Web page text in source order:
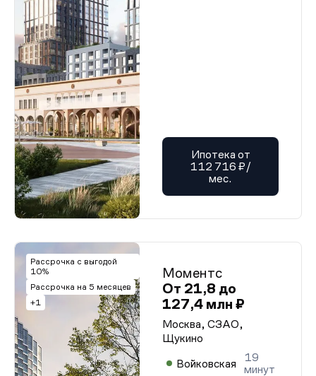
Ипотека от
112 716 ₽/
мес.
Рассрочка с выгодой
10%
Рассрочка на 5 месяцев
+1
Моментс
От 21,8 до
127,4 млн ₽
Москва, СЗАО,
Щукино
Войковская
19
минут